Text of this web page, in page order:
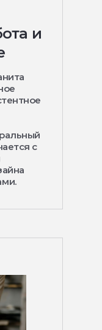
и
с